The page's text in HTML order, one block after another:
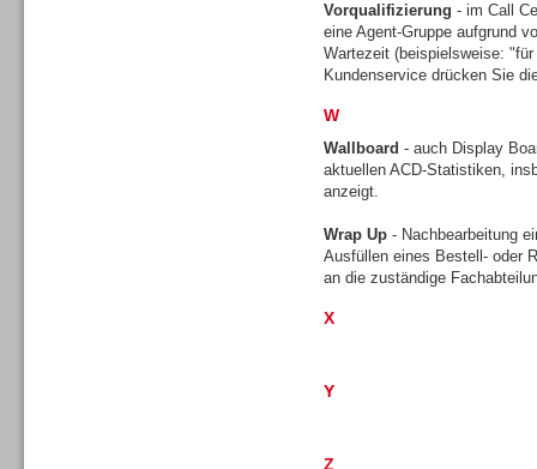
Vorqualifizierung - im Call
eine Agent-Gruppe aufgrund
Wartezeit (beispielsweise:
Kundenservice drücken Sie
W
Wallboard - auch Display
aktuellen ACD-Statistiken,
anzeigt.
Wrap Up - Nachbearbeitung
Ausfüllen eines Bestell- oder
an die zuständige
X
Y
Z